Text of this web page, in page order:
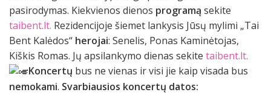
pasirodymas. Kiekvienos dienos programą sekite
taibent.lt. Rezidencijoje šiemet lankysis Jūsų mylimi „Tai
Bent Kalėdos“ herojai: Senelis, Ponas Kaminėtojas,
Kiškis Romas. Jų apsilankymo dienas sekite taibent.lt.
Koncertų bus ne vienas ir visi jie kaip visada bus
nemokami. Svarbiausios koncertų datos: